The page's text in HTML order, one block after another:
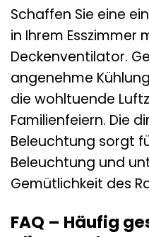
Schaffen Sie eine
in Ihrem Esszimmer
Deckenventilator.
angenehme
die wohltuende
Familienfeiern. Die
Beleuchtung sorgt
Beleuchtung und
Gemütlichkeit des
FAQ – Häufig